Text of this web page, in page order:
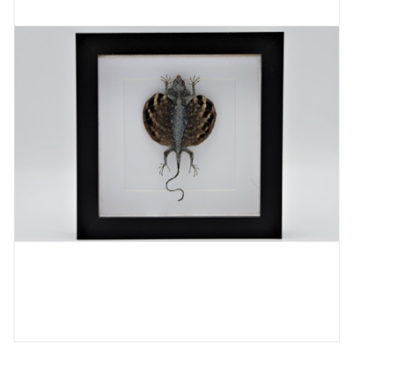
Prepareerbenodigdheden